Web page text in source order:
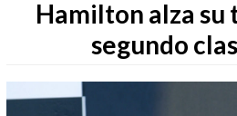
Hamilton alza
segundo